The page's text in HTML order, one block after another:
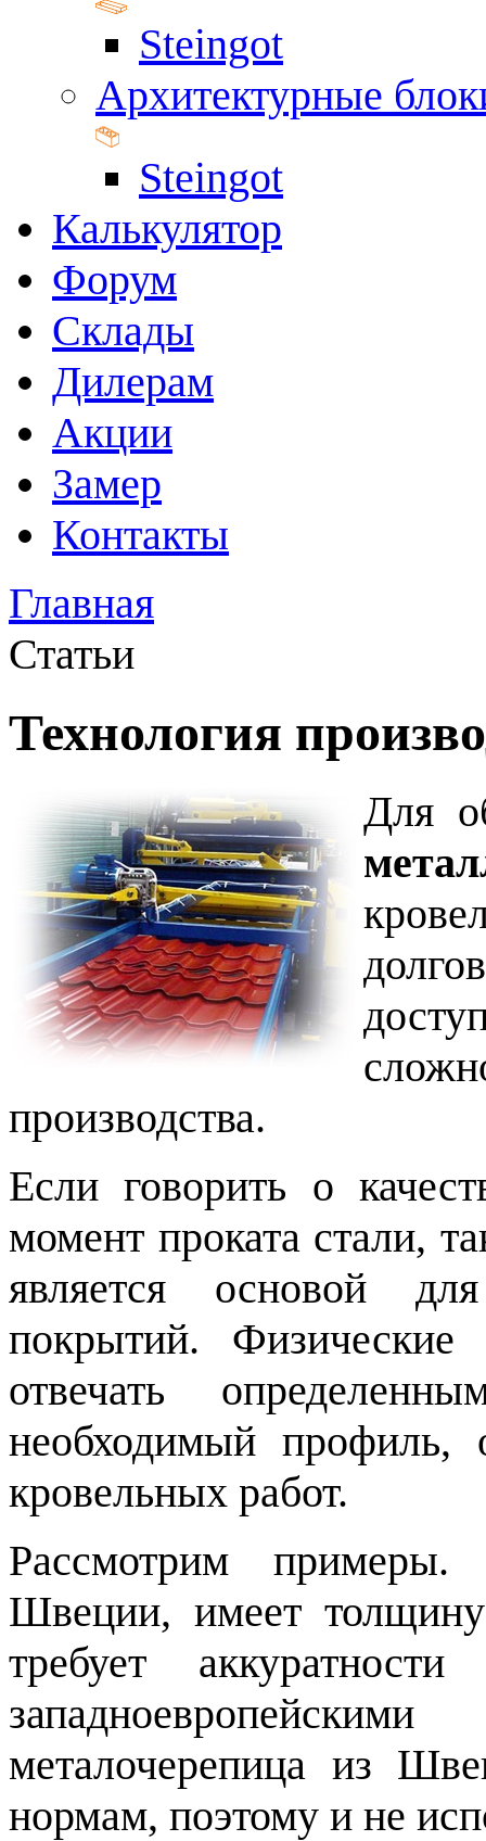
Steingot
Архитектурные
Steingot
Калькулятор
Форум
Склады
Дилерам
Акции
Замер
Контакты
Главная
Статьи
Технология
Для
производства.
Если говорить о
момент проката стали,
является основой
покрытий. Физические
отвечать
необходимый профиль,
кровельных работ.
Рассмотрим примеры.
Швеции, имеет
требует
металочерепица из
нормам, поэтому и не